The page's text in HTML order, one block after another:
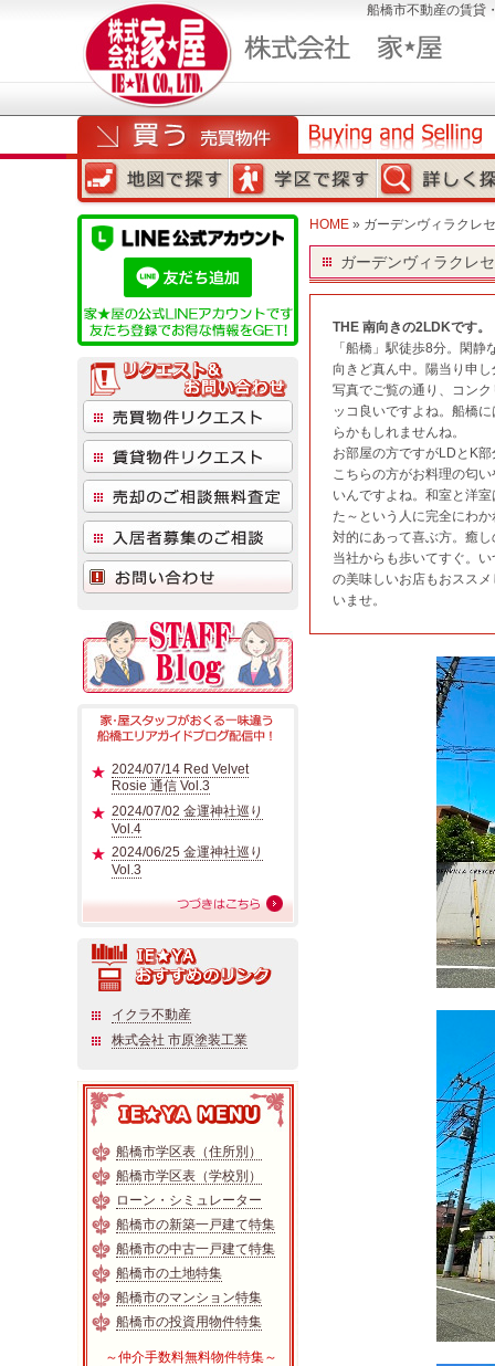
船橋市不動産の賃貸
HOME » ガーデンヴィラクレ
ガーデンヴィラクレ
THE 南向きの2LDKです。
「船橋」駅徒歩8分。閑
向きど真ん中。陽当り申
写真でご覧の通り、コン
ッコ良いですよね。船橋
らかもしれませんね。
お部屋の方ですがLDとK
こちらの方がお料理の匂
いんですよね。和室と洋
た～という人に完全にわ
対的にあって喜ぶ方。癒
当社からも歩いてすぐ。
の美味しいお店もおスス
いませ。
2024/07/14 Red Velvet
Rosie 通信 Vol.3
2024/07/02 金運神社巡り
Vol.4
2024/06/25 金運神社巡り
Vol.3
イクラ不動産
株式会社 市原塗装工業
船橋市学区表（住所別）
船橋市学区表（学校別）
ローン・シミュレーター
船橋市の新築一戸建て特集
船橋市の中古一戸建て特集
船橋市の土地特集
船橋市のマンション特集
船橋市の投資用物件特集
～仲介手数料無料物件特集～